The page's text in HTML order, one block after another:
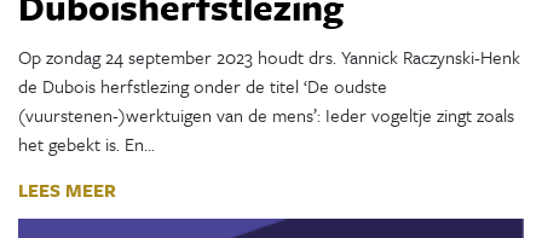
Op zondag 24 september 2023 houdt drs. Yannick Raczynski-Henk
de Dubois herfstlezing onder de titel ‘De oudste
(vuurstenen-)werktuigen van de mens’: Ieder vogeltje zingt zoals
het gebekt is. En…
LEES MEER